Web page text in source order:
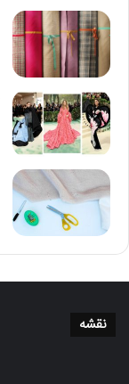
نقشه